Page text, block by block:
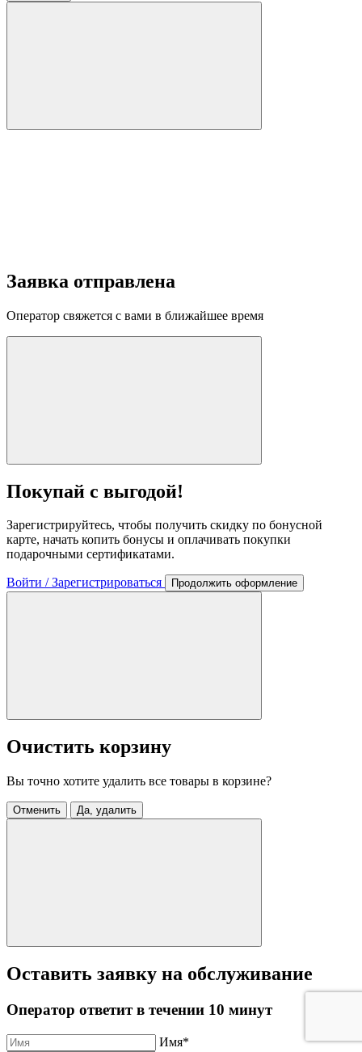
Заявка отправлена
Оператор свяжется с вами в ближайшее время
Покупай с выгодой!
Зарегистрируйтесь, чтобы получить скидку по бонусной
карте, начать копить бонусы и оплачивать покупки
подарочными сертификатами.
Войти / Зарегистрироваться Продолжить оформление
Очистить корзину
Вы точно хотите удалить все товары в корзине?
Отменить Да, удалить
Оставить заявку на обслуживание
Оператор ответит в течении 10 минут
Имя*